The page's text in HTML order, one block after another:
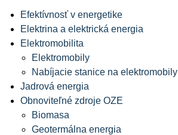
Efektívnosť v energetike
Elektrina a elektrická energia
Elektromobilita
Elektromobily
Nabíjacie stanice na elektromobily
Jadrová energia
Obnoviteľné zdroje OZE
Biomasa
Geotermálna energia